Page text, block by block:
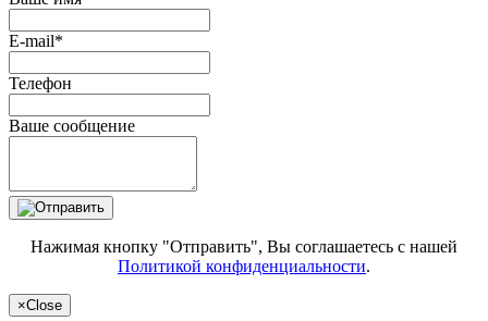
E-mail*
Телефон
Ваше сообщение
Нажимая кнопку "Отправить", Вы соглашаетесь с нашей
Политикой конфиденциальности.
×Close